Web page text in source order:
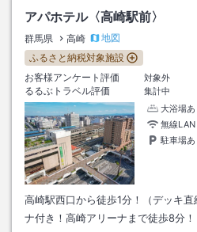
アパホテル〈高崎駅前〉
群馬県 高崎
地図
ふるさと納税対象施設
お客様アンケート評価
対象外
るるぶトラベル評価
集計中
大浴場あ
無線LAN
駐車場あ
高崎駅西口から徒歩1分！（デッキ
ナ付き！高崎アリーナまで徒歩8分！